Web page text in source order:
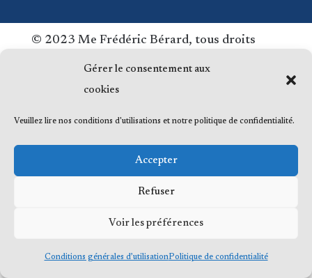
Gérer le consentement aux
cookies
Veuillez lire nos conditions d'utilisations et notre politique de confidentialité.
Accepter
Refuser
Voir les préférences
Conditions générales d’utilisationPolitique de confidentialité
© 2023 Me Frédéric Bérard, tous droits